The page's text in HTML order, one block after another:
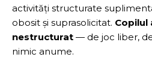
activități structurate
obosit și suprasolicitat. Copilul
nestructurat — de joc liber,
nimic anume.